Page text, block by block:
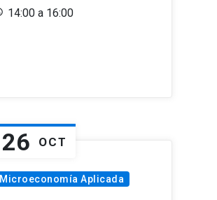
14:00 a 16:00
26 OCT
Microeconomía Aplicada